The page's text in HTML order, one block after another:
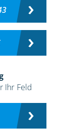
Ihr Feld